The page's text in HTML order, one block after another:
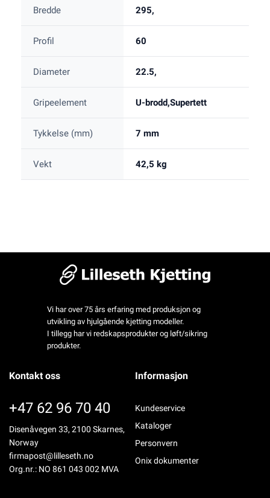
Bredde 295,
Profil 60
Diameter 22.5,
Gripeelement U-brodd,Supertett
Tykkelse (mm) 7 mm
Vekt 42,5 kg
Vi har over 75 års erfaring med produksjon og
utvikling av hjulgående kjetting modeller.
I tillegg har vi redskapsprodukter og løft/sikring
produkter.
Kontakt oss
+47 62 96 70 40
Disenåvegen 33, 2100 Skarnes,
Norway
firmapost@lilleseth.no
Org.nr.: NO 861 043 002 MVA
Informasjon
Kundeservice
Kataloger
Personvern
Onix dokumenter